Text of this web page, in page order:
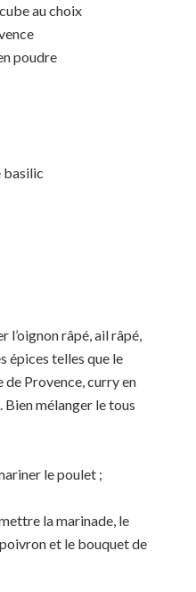
au choix
poudre
basilic
l’oignon râpé, ail râpé,
épices telles que le
Provence, curry en
mélanger le tous
le poulet ;
la marinade, le
et le bouquet de